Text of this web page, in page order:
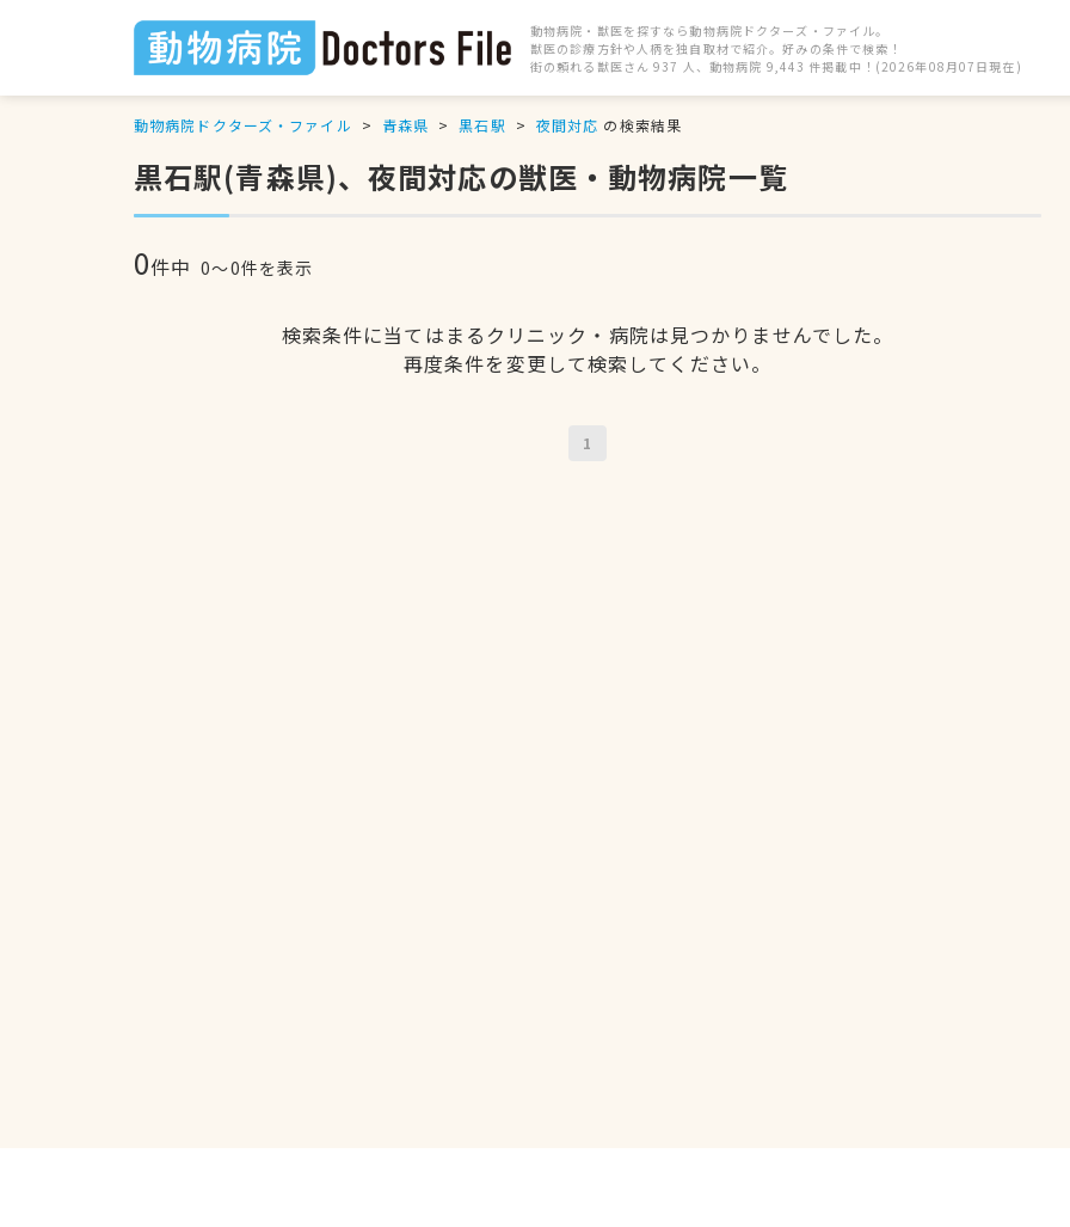
動物病院・獣医を探すなら動物病院ドクターズ・ファイル。
獣医の診療方針や人柄を独自取材で紹介。好みの条件で検索！
街の頼れる獣医さん 937 人、動物病院 9,443 件掲載中！(2026年08月07日現在)
動物病院ドクターズ・ファイル 青森県 黒石駅 夜間対応 の検索結果
黒石駅(青森県)、夜間対応の獣医・動物病院一覧
0件中 0〜0件を表示
検索条件に当てはまるクリニック・病院は見つかりませんでした。
再度条件を変更して検索してください。
1